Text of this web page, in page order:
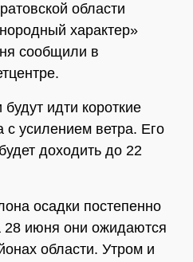
области
характер»
сообщили в
идти короткие
с усилением ветра. Его
доходить до 22
осадки постепенно
28 июня они ожидаются
области. Утром и